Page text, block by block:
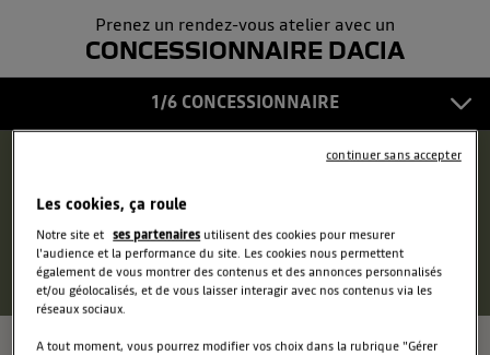
Prenez un rendez-vous atelier avec un
CONCESSIONNAIRE DACIA
1/6 CONCESSIONNAIRE
COORDONNÉES
CONFIRMATION
Les cookies, ça roule
Notre site et ses partenaires utilisent des cookies pour mesurer
l'audience et la performance du site. Les cookies nous permettent
également de vous montrer des contenus et des annonces personnalisés
et/ou géolocalisés, et de vous laisser interagir avec nos contenus via les
réseaux sociaux.
A tout moment, vous pourrez modifier vos choix dans la rubrique "Gérer
continuer sans accepter